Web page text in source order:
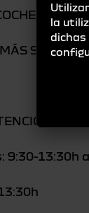
EN
MÁS SE
9:30-13:30h
la
dichas